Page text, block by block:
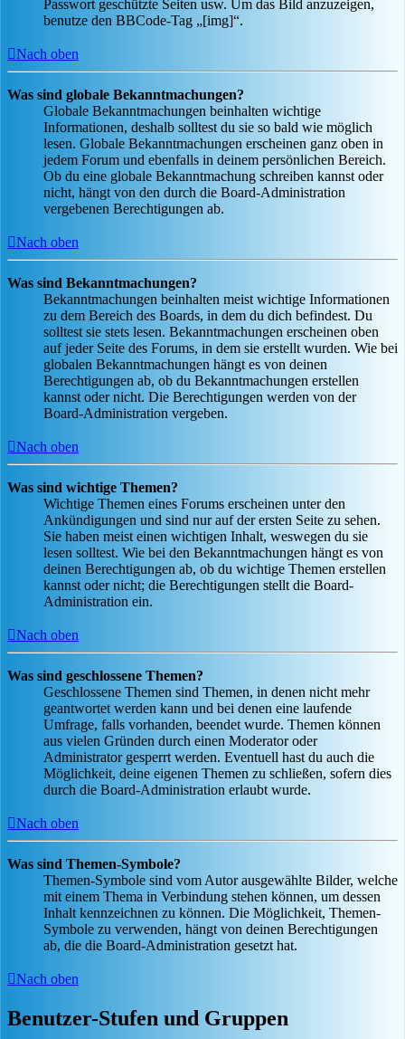
Passwort geschützte Seiten usw. Um das Bild anzuzeigen,
benutze den BBCode-Tag „[img]“.
Nach oben
Was sind globale Bekanntmachungen?
Globale Bekanntmachungen beinhalten wichtige
Informationen, deshalb solltest du sie so bald wie möglich
lesen. Globale Bekanntmachungen erscheinen ganz oben in
jedem Forum und ebenfalls in deinem persönlichen Bereich.
Ob du eine globale Bekanntmachung schreiben kannst oder
nicht, hängt von den durch die Board-Administration
vergebenen Berechtigungen ab.
Nach oben
Was sind Bekanntmachungen?
Bekanntmachungen beinhalten meist wichtige Informationen
zu dem Bereich des Boards, in dem du dich befindest. Du
solltest sie stets lesen. Bekanntmachungen erscheinen oben
auf jeder Seite des Forums, in dem sie erstellt wurden. Wie bei
globalen Bekanntmachungen hängt es von deinen
Berechtigungen ab, ob du Bekanntmachungen erstellen
kannst oder nicht. Die Berechtigungen werden von der
Board-Administration vergeben.
Nach oben
Was sind wichtige Themen?
Wichtige Themen eines Forums erscheinen unter den
Ankündigungen und sind nur auf der ersten Seite zu sehen.
Sie haben meist einen wichtigen Inhalt, weswegen du sie
lesen solltest. Wie bei den Bekanntmachungen hängt es von
deinen Berechtigungen ab, ob du wichtige Themen erstellen
kannst oder nicht; die Berechtigungen stellt die Board-
Administration ein.
Nach oben
Was sind geschlossene Themen?
Geschlossene Themen sind Themen, in denen nicht mehr
geantwortet werden kann und bei denen eine laufende
Umfrage, falls vorhanden, beendet wurde. Themen können
aus vielen Gründen durch einen Moderator oder
Administrator gesperrt werden. Eventuell hast du auch die
Möglichkeit, deine eigenen Themen zu schließen, sofern dies
durch die Board-Administration erlaubt wurde.
Nach oben
Was sind Themen-Symbole?
Themen-Symbole sind vom Autor ausgewählte Bilder, welche
mit einem Thema in Verbindung stehen können, um dessen
Inhalt kennzeichnen zu können. Die Möglichkeit, Themen-
Symbole zu verwenden, hängt von deinen Berechtigungen
ab, die die Board-Administration gesetzt hat.
Nach oben
Benutzer-Stufen und Gruppen